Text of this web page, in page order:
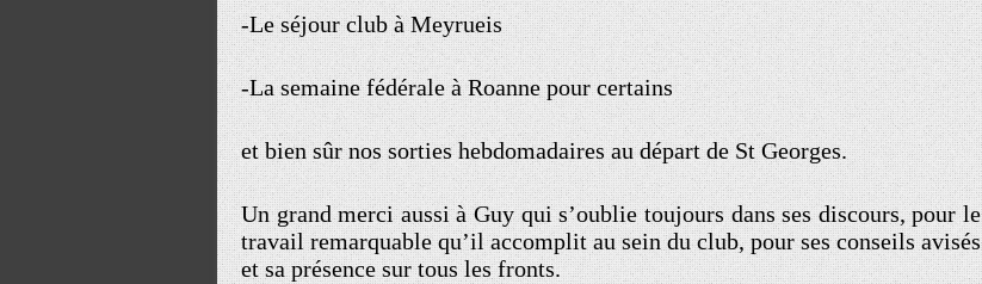
-Le séjour club à Meyrueis
-La semaine fédérale à Roanne pour certains
et bien sûr nos sorties hebdomadaires au départ de St Georges.
Un grand merci aussi à Guy qui s’oublie toujours dans ses discours, pour le
travail remarquable qu’il accomplit au sein du club, pour ses conseils avisés
et sa présence sur tous les fronts.